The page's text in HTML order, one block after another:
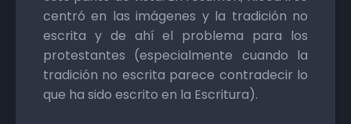
centró en las imágenes y la tradición no
escrita y de ahí el problema para los
protestantes (especialmente cuando la
tradición no escrita parece contradecir lo
que ha sido escrito en la Escritura).